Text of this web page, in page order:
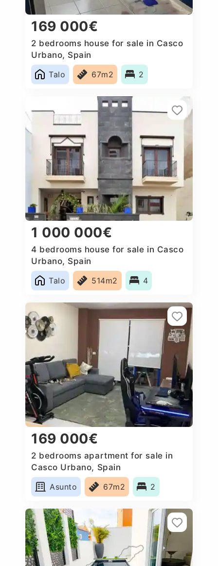
169 000€
2 bedrooms house for sale in Casco
Urbano, Spain
Talo
67m2 2
1 000 000€
4 bedrooms house for sale in Casco
Urbano, Spain
Talo
514m2 4
169 000€
2 bedrooms apartment for sale in
Casco Urbano, Spain
Asunto
67m2 2